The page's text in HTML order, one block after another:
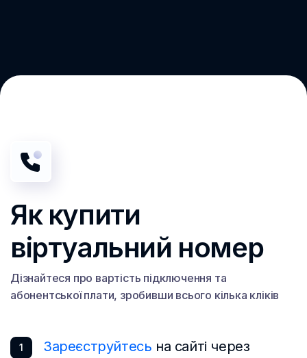
Таджикистан
Таиланд
Тайвань
Танзания
Тунис
Як купити
віртуальний номер
Дізнайтеся про вартість підключення та
абонентської плати, зробивши всього кілька кліків
1 Зареєструйтесь на сайті через